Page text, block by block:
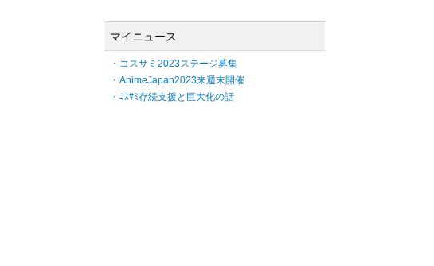
マイニュース
・コスサミ2023ステージ募集
・AnimeJapan2023来週末開催
・ｺｽｻﾐ存続支援と巨大化の話